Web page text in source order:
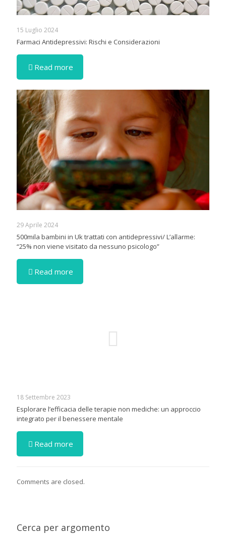
15 Luglio 2024
Farmaci Antidepressivi: Rischi e Considerazioni
Read more
29 Aprile 2024
500mila bambini in Uk trattati con antidepressivi/ L’allarme:
“25% non viene visitato da nessuno psicologo”
Read more
18 Settembre 2023
Esplorare l’efficacia delle terapie non mediche: un approccio
integrato per il benessere mentale
Read more
Comments are closed.
Cerca per argomento